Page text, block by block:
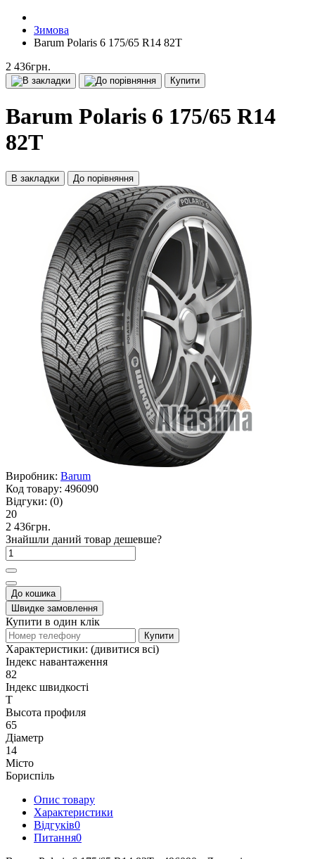
Зимова
Barum Polaris 6 175/65 R14 82T
2 436грн.
Купити
Barum Polaris 6 175/65 R14
82T
В закладки До порівняння
Виробник: Barum
Код товару: 496090
Відгуки: (0)
20
2 436грн.
Знайшли даний товар дешевше?
До кошика
Швидке замовлення
Купити в один клік
Купити
Характеристики: (дивитися всі)
Індекс навантаження
82
Індекс швидкості
T
Высота профиля
65
Діаметр
14
Місто
Бориспіль
Опис товару
Характеристики
Відгуків0
Питання0